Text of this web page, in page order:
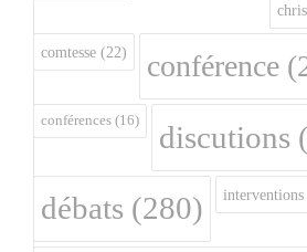
comtesse (22) conférence
conférences (16) discutions
débats (280) interventions